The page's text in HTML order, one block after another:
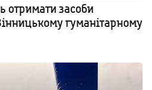
отримати засоби
гуманітарному